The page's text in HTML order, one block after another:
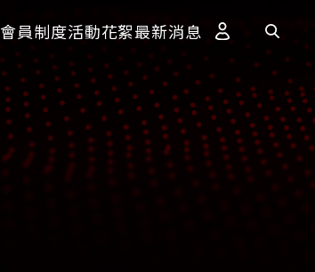
會員制度活動花絮最新消息